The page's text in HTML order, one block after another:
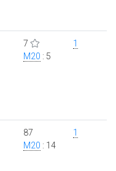
7
M20 : 5
1
87
M20 : 14
1